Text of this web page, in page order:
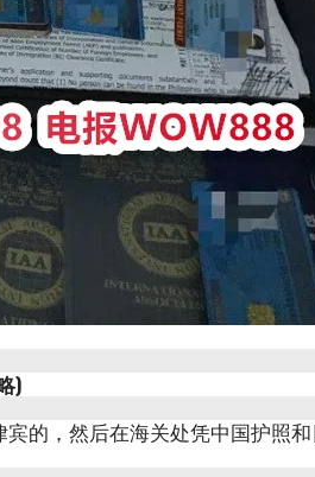
)
的，然后在海关处凭中国护照